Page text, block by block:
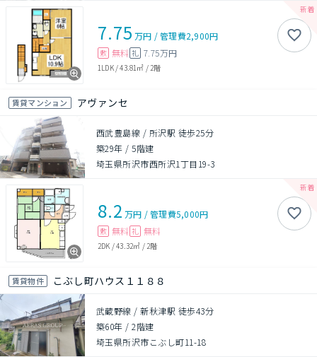
7.75 万円 /管理費2,900円
敷 無料 礼 7.75万円
1LDK/43.81㎡ / 2階
賃貸マンション アヴァンセ
西武豊島線 / 所沢駅 徒歩25分
築29年 /5階建
埼玉県所沢市西所沢1丁目19-3
8.2 万円 /管理費5,000円
敷 無料 礼 無料
2DK /43.32㎡ / 2階
賃貸物件 こぶし町ハウス１１８８
武蔵野線 / 新秋津駅 徒歩43分
築60年 /2階建
埼玉県所沢市こぶし町11-18